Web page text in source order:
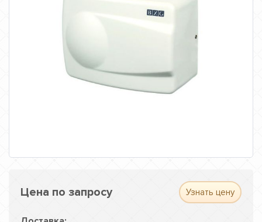
Цена по запросу Узнать цену